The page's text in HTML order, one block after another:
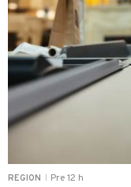
REGION Pre 12 h